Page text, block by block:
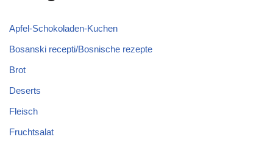
Apfel-Schokoladen-Kuchen
Bosanski recepti/Bosnische rezepte
Brot
Deserts
Fleisch
Fruchtsalat